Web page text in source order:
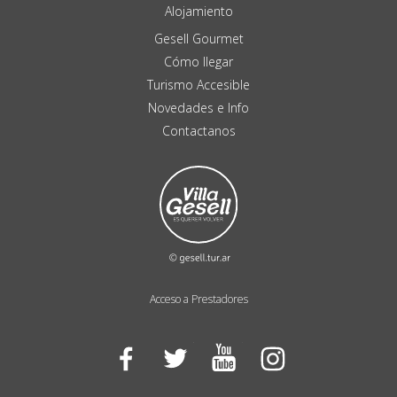
Acceso a Prestadores
Alojamiento
Gesell Gourmet
Cómo llegar
Turismo Accesible
Novedades e Info
Contactanos
Facebook Twitter YouTube